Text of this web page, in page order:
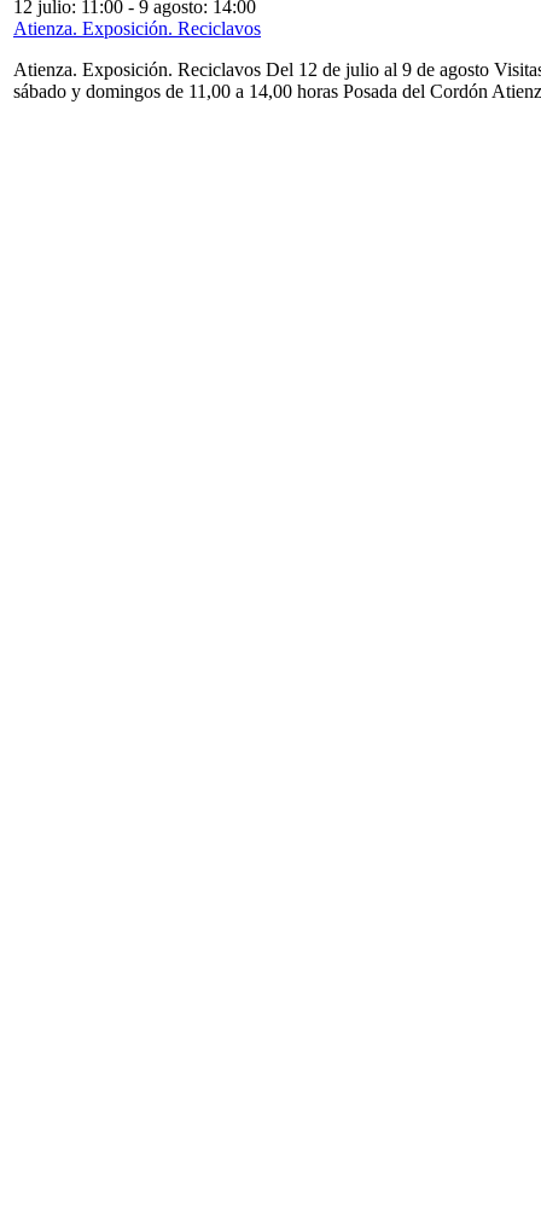
12 julio: 11:00 - 9 agosto: 14:00
Atienza. Exposición. Reciclavos
Atienza. Exposición. Reciclavos Del 12 de julio al 9 de agosto
sábado y domingos de 11,00 a 14,00 horas Posada del Cordón